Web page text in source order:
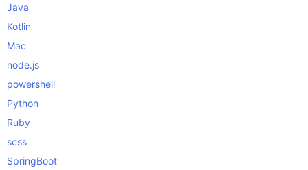
Java
Kotlin
Mac
node.js
powershell
Python
Ruby
scss
SpringBoot